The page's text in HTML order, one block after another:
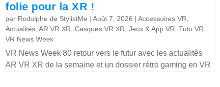
folie pour la XR !
par Rodolphe de StylistMe |Août 7, 2026 |Accessoires VR,
Actualités,AR VR XR,Casques VR XR,Jeux & App VR,Tuto VR,
VR News Week
VR News Week 80 retour vers le futur avec les actualités
AR VR XR de la semaine et un dossier rétro gaming en VR